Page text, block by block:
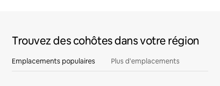
Trouvez des cohôtes dans votre région
Emplacements populaires Plus d'emplacements